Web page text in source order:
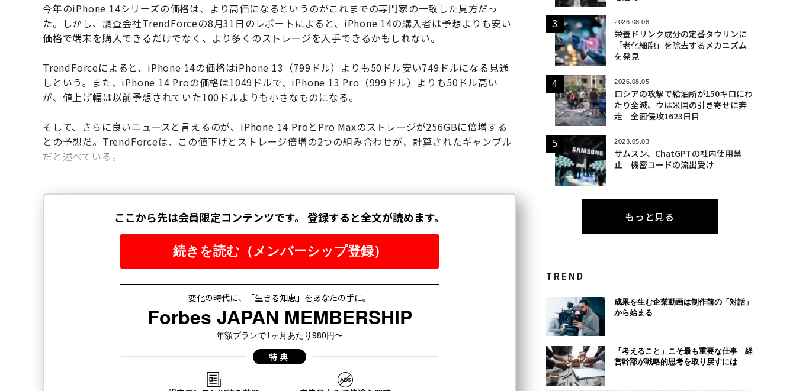
今年のiPhone 14シリーズの価格は、より高価になるというのがこれまでの専門家の一致した見方だっ
た。しかし、調査会社TrendForceの8月31日のレポートによると、iPhone 14の購入者は予想よりも安い
価格で端末を購入できるだけでなく、より多くのストレージを入手できるかもしれない。
TrendForceによると、iPhone 14の価格はiPhone 13（799ドル）よりも50ドル安い749ドルになる見通
しという。また、iPhone 14 Proの価格は1049ドルで、iPhone 13 Pro（999ドル）よりも50ドル高い
が、値上げ幅は以前予想されていた100ドルよりも小さなものになる。
そして、さらに良いニュースと言えるのが、iPhone 14 ProとPro Maxのストレージが256GBに倍増する
との予想だ。TrendForceは、この値下げとストレージ倍増の2つの組み合わせが、計算されたギャンブル
だと述べている。
2026.08.06
栄養ドリンク成分の定番タウリンに
「老化細胞」を除去するメカニズム
を発見
2026.08.05
ロシアの攻撃で給油所が150キロにわ
たり全滅、ウは米国の引き寄せに奔
走 全面侵攻1623日目
2023.05.03
サムスン、ChatGPTの社内使用禁
止 機密コードの流出受け
もっと見る
TREND
成果を生む企業動画は制作前の「対話」
から始まる
「考えること」こそ最も重要な仕事 経
営幹部が戦略的思考を取り戻すには